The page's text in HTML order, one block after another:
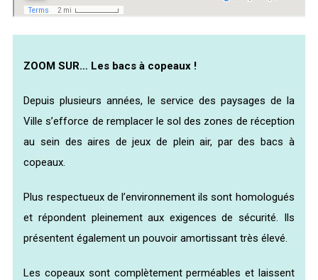
ZOOM SUR… Les bacs à copeaux !
Depuis plusieurs années, le service des paysages de la
Ville s’efforce de remplacer le sol des zones de réception
au sein des aires de jeux de plein air, par des bacs à
copeaux.
Plus respectueux de l’environnement ils sont homologués
et répondent pleinement aux exigences de sécurité. Ils
présentent également un pouvoir amortissant très élevé.
Les copeaux sont complètement perméables et laissent